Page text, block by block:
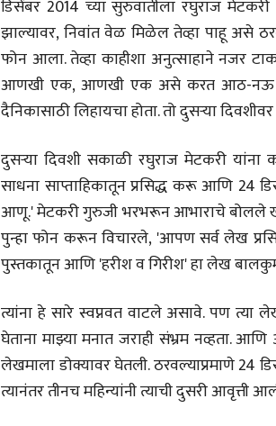
डिसेंबर 2014 च्या सुरुवातीला रघुराज
झाल्यावर, निवांत वेळ मिळेल तेव्हा पाहू असे
फोन आला. तेव्हा काहीशा अनुत्साहाने
आणखी एक, आणखी एक असे करत आठ-नऊ लेख
दैनिकासाठी लिहायचा होता. तो दुसऱ्या
दुसऱ्या दिवशी सकाळी रघुराज मेटकरी यांना
साधना साप्ताहिकातून प्रसिद्ध करू आणि 24
आणू.' मेटकरी गुरुजी भरभरून आभाराचे बोलले खरे,
पुन्हा फोन करून विचारले, 'आपण सर्व लेख
पुस्तकातून आणि 'हरीश व गिरीश' हा लेख
त्यांना हे सारे स्वप्नवत वाटले असावे. पण त्या
घेताना माझ्या मनात जराही संभ्रम नव्हता.
लेखमाला डोक्यावर घेतली. ठरवल्याप्रमाणे
त्यानंतर तीनच महिन्यांनी त्याची दुसरी आवृत्ती